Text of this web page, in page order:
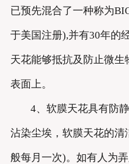
已预先混合了一种称为
于美国注册),并有30年的
天花能够抵抗及防止微
表面上。
4、软膜天花具有防
沾染尘埃，软膜天花的
般每月一次)。如有人为